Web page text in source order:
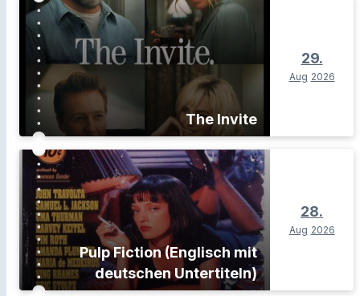
The Invite
29.
Aug 2026
Pulp Fiction (Englisch mit
deutschen Untertiteln)
28.
Aug 2026